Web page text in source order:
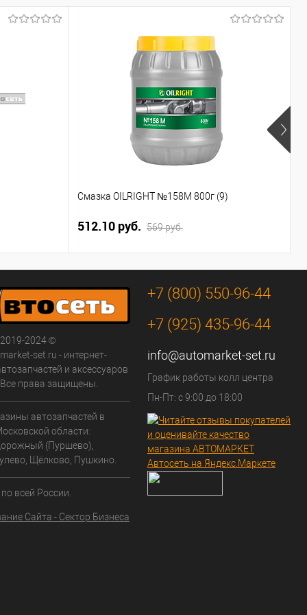
Смазка OILRIGHT №158М 800г (9)
512.10 руб. 569 руб.
2024 ©
set.ru - интернет-
и аксессуаров
права защищены.
автозапчастей в
области:
(Пуршево),
Щёлково, Пушкино.
всей России.
Сайта - Сектор Бизнеса
+7 (800) 550-96-44
+7 (925) 435-96-44
info@automarket-set.ru
График работы колл центра
Пн-Пт: с 9:00 до 18:00